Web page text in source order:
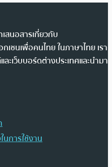
สนอสารเกี่ยวกับ
เชนเพื่อคนไทย ในภาษาไทย เรา
ะเว็บบอร์ดต่างประเทศและนำมา
นการใช้งาน